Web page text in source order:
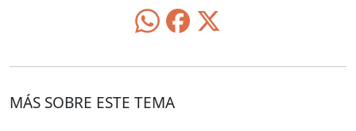
MÁS SOBRE ESTE TEMA